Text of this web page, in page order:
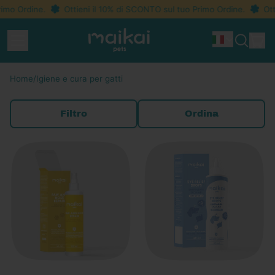
Ordine. Ottieni il 10% di SCONTO sul tuo Primo Ordine.
Idioma
Cerca
Home/Igiene e cura per gatti
Filtro Ordina